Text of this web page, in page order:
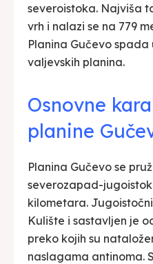
severoistoka. Najviša
vrh i nalazi se na 779
Planina Gučevo
valjevskih planina.
Osnovne
planine
Planina Gučevo se
severozapad-jugoistok
kilometara.
Kulište i sastavljen je
preko kojih su
naslagama antinoma.